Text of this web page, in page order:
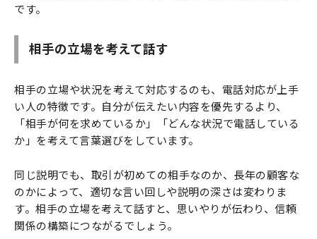
です。
相手の立場を考えて話す
相手の立場や状況を考えて対応するのも、電話対応が上手
い人の特徴です。自分が伝えたい内容を優先するより、
「相手が何を求めているか」「どんな状況で電話している
か」を考えて言葉選びをしています。
同じ説明でも、取引が初めての相手なのか、長年の顧客な
のかによって、適切な言い回しや説明の深さは変わりま
す。相手の立場を考えて話すと、思いやりが伝わり、信頼
関係の構築につながるでしょう。